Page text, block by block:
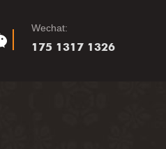
Wechat:
175 1317 1326